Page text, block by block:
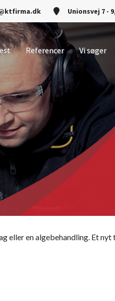
Unionsvej 7 -
Referencer Vi søger
eller en algebehandling. Et nyt